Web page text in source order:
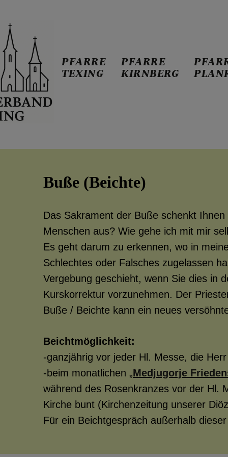
PFARRE
PFARRE
PFARRE ST.
PFARRE
TEXING
PFARRE
KIRNBERG
Buße (Beichte)
Das Sakrament der Buße schenkt
Menschen aus? Wie gehe ich mit mir
Es geht darum zu erkennen, wo in
Schlechtes oder Falsches zugelassen
Vergebung geschieht, wenn Sie dies in
Kurskorrektur vorzunehmen. Der
Buße / Beichte kann ein neues
Beichtmöglichkeit:
-ganzjährig vor jeder Hl. Messe, die
-beim monatlichen „Medjugorje
während des Rosenkranzes vor der Hl.
Kirche bunt (Kirchenzeitung unserer
Für ein Beichtgespräch außerhalb